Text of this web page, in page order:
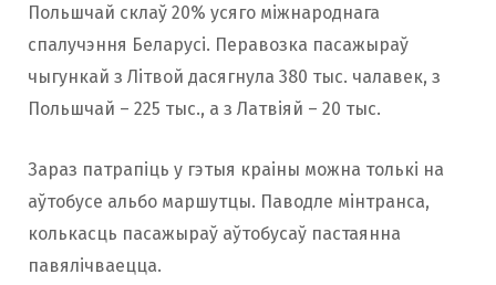
Польшчай склаў 20% усяго міжнароднага
спалучэння Беларусі. Перавозка пасажыраў
чыгункай з Літвой дасягнула 380 тыс. чалавек, з
Польшчай – 225 тыс., а з Латвіяй – 20 тыс.
Зараз патрапіць у гэтыя краіны можна толькі на
аўтобусе альбо маршутцы. Паводле мінтранса,
колькасць пасажыраў аўтобусаў пастаянна
павялічваецца.